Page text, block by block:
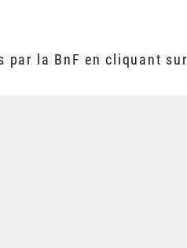
par la BnF en cliquant sur